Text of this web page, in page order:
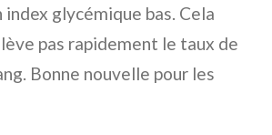
index glycémique bas. Cela
pas rapidement le taux de
Bonne nouvelle pour les